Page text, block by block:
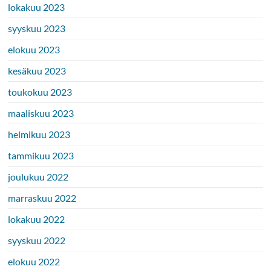
lokakuu 2023
syyskuu 2023
elokuu 2023
kesäkuu 2023
toukokuu 2023
maaliskuu 2023
helmikuu 2023
tammikuu 2023
joulukuu 2022
marraskuu 2022
lokakuu 2022
syyskuu 2022
elokuu 2022